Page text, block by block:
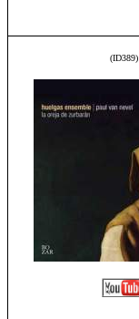
(ID389)